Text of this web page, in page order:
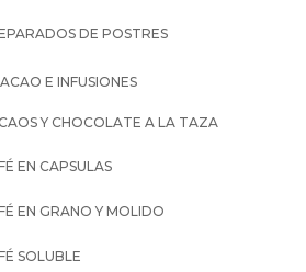
DE POSTRES
E INFUSIONES
Y CHOCOLATE A LA TAZA
EN CAPSULAS
EN GRANO Y MOLIDO
SOLUBLE